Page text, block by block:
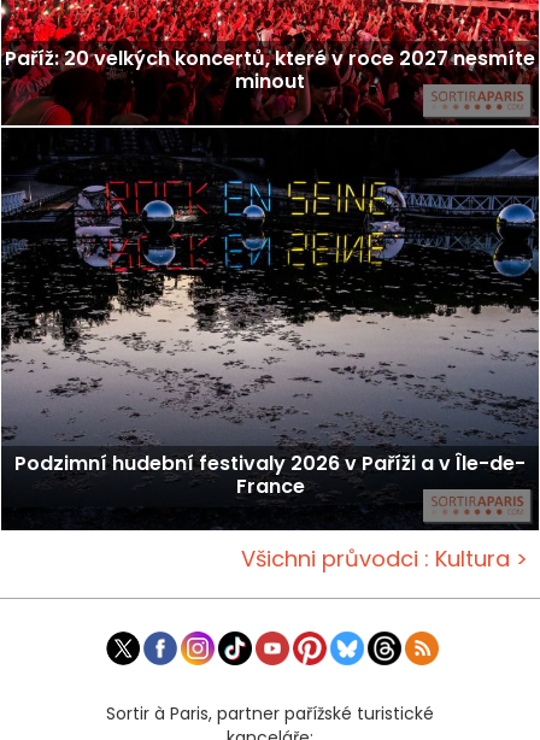
Paříž: 20 velkých koncertů, které v roce 2027 nesmíte
minout
Podzimní hudební festivaly 2026 v Paříži a v Île-de-
France
Všichni průvodci : Kultura >
Sortir à Paris, partner pařížské turistické